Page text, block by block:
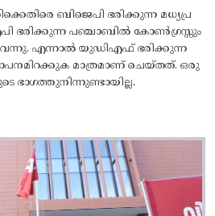
ബിജെപി ഭരിക്കുന്ന മധ്യപ്ര
ഭരിക്കുന്ന പഞ്ചാബിൽ കോൺഗ്രസ്സും
എന്നാൽ യുഡിഎഫ് ഭരിക്കുന്ന
മാത്രമാണ് ചെയ്തത്. ഒരു
ഭാഗത്തുനിന്നുണ്ടായില്ല.